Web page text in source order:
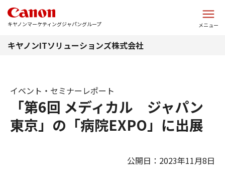
キヤノンマーケティングジャパングループ メニュー
キヤノンITソリューションズ株式会社
「第6回 メディカル ジャパン
東京」の「病院EXPO」に出展
イベント・セミナーレポート
公開日：2023年11月8日